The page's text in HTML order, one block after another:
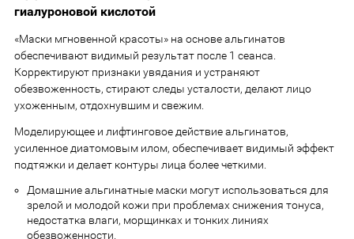
гиалуроновой кислотой
«Маски мгновенной красоты» на основе альгинатов
обеспечивают видимый результат после 1 сеанса.
Корректируют признаки увядания и устраняют
обезвоженность, стирают следы усталости, делают лицо
ухоженным, отдохнувшим и свежим.
Моделирующее и лифтинговое действие альгинатов,
усиленное диатомовым илом, обеспечивает видимый эффект
подтяжки и делает контуры лица более четкими.
Домашние альгинатные маски могут использоваться для
зрелой и молодой кожи при проблемах снижения тонуса,
недостатка влаги, морщинках и тонких линиях
обезвоженности.